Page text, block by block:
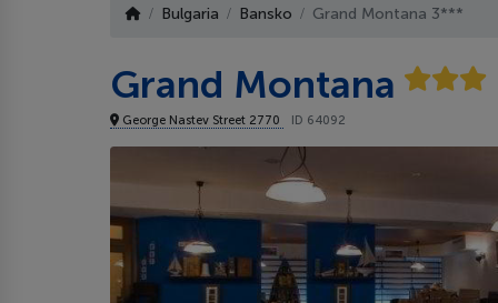
Bulgaria Bansko Grand Montana 3***
Grand Montana
George Nastev Street 2770 ID 64092